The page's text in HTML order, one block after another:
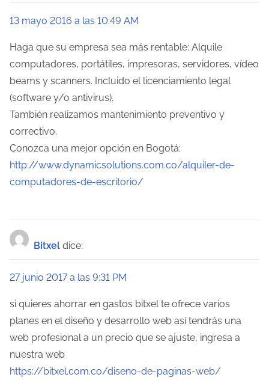
13 mayo 2016 a las 10:49 AM
Haga que su empresa sea más rentable: Alquile
computadores, portátiles, impresoras, servidores, vídeo
beams y scanners. Incluido el licenciamiento legal
(software y/o antivirus).
También realizamos mantenimiento preventivo y
correctivo.
Conozca una mejor opción en Bogotá:
http://www.dynamicsolutions.com.co/alquiler-de-
computadores-de-escritorio/
Bitxel dice:
27 junio 2017 a las 9:31 PM
si quieres ahorrar en gastos bitxel te ofrece varios
planes en el diseño y desarrollo web así tendrás una
web profesional a un precio que se ajuste, ingresa a
nuestra web
https://bitxel.com.co/diseno-de-paginas-web/